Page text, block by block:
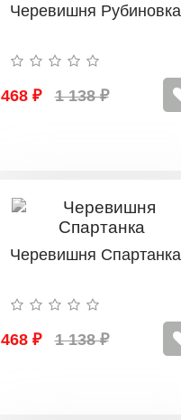
Черевишня Рубиновка
468 ₽ 1 138 ₽
Черевишня Спартанка
468 ₽ 1 138 ₽